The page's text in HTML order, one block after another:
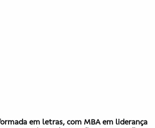
em letras, com MBA em liderança